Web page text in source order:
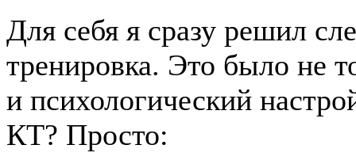
Для себя я сразу решил
тренировка. Это было не
и психологический
КТ? Просто: